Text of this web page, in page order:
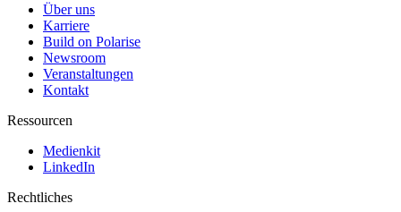
Über uns
Karriere
Build on Polarise
Newsroom
Veranstaltungen
Kontakt
Ressourcen
Medienkit
LinkedIn
Rechtliches